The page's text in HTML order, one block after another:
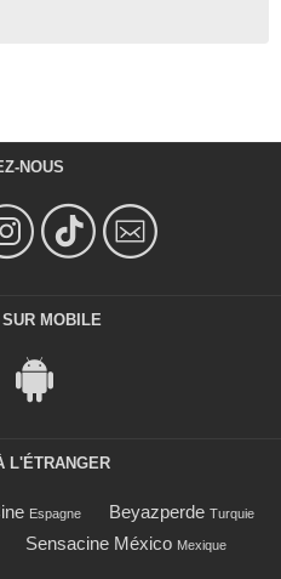
NOUS
MOBILE
L'ÉTRANGER
Espagne Beyazperde Turquie
Sensacine México Mexique